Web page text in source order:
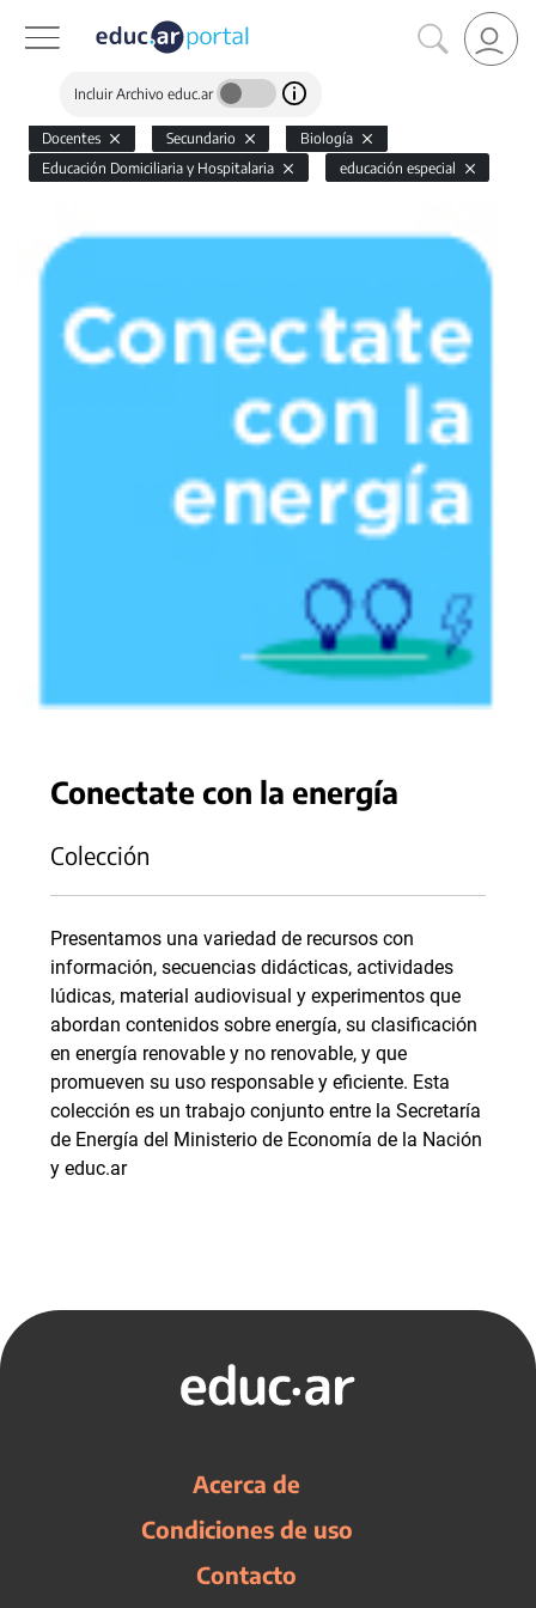
Incluir Archivo educ.ar
Docentes Secundario
Biología
Educación Domiciliaria y Hospitalaria
educación especial
Conectate con la energía
Colección
Presentamos una variedad de recursos con
información, secuencias didácticas, actividades
lúdicas, material audiovisual y experimentos que
abordan contenidos sobre energía, su clasificación
en energía renovable y no renovable, y que
promueven su uso responsable y eficiente. Esta
colección es un trabajo conjunto entre la Secretaría
de Energía del Ministerio de Economía de la Nación
y educ.ar
Acerca de
Condiciones de uso
Contacto